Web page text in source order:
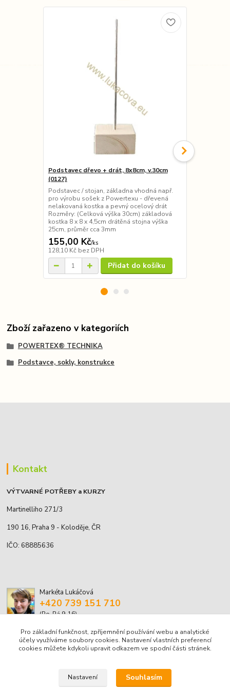
Podstavec dřevo + drát, 8x8cm, v.30cm
(0127)
Podstavec / stojan, základna vhodná např.
pro výrobu sošek z Powertexu - dřevená
nelakovaná kostka a pevný ocelový drát
Rozměry: (Celková výška 30cm) základová
kostka 8 x 8 x 4,5cm drátěná stojna výška
25cm, průměr cca 3mm
155,00 Kč/ks
128,10 Kč bez DPH
Přidat do košíku
Zboží zařazeno v kategoriích
POWERTEX® TECHNIKA
Podstavce, sokly, konstrukce
Kontakt
VÝTVARNÉ POTŘEBY a KURZY
Martinelliho 271/3
190 16, Praha 9 - Koloděje, ČR
IČO: 68885636
Markéta Lukáčová
+420 739 151 710
(Po-Pá 9-16)
marketa.lukacova@volny.cz
Pro základní funkčnost, zpříjemnění používání webu a analytické
účely využíváme soubory cookies. Nastavení vlastních preferencí
cookies můžete kdykoli upravit odkazem ve spodní části stránek.
Nastavení Souhlasím